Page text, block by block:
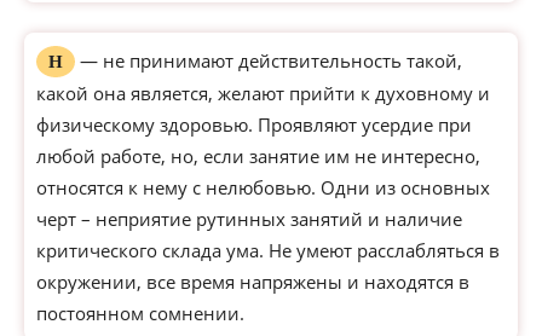
Н
— не принимают действительность такой,
какой она является, желают прийти к духовному и
физическому здоровью. Проявляют усердие при
любой работе, но, если занятие им не интересно,
относятся к нему с нелюбовью. Одни из основных
черт – неприятие рутинных занятий и наличие
критического склада ума. Не умеют расслабляться в
окружении, все время напряжены и находятся в
постоянном сомнении.